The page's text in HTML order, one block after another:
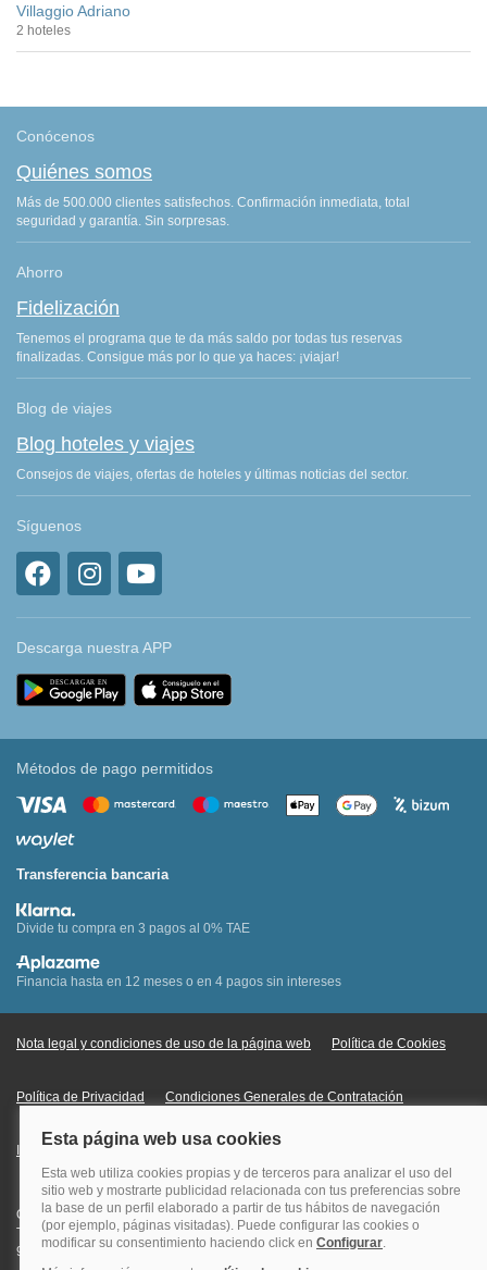
Villaggio Adriano
2 hoteles
Conócenos
Quiénes somos
Más de 500.000 clientes satisfechos. Confirmación inmediata, total
seguridad y garantía. Sin sorpresas.
Ahorro
Fidelización
Tenemos el programa que te da más saldo por todas tus reservas
finalizadas. Consigue más por lo que ya haces: ¡viajar!
Blog de viajes
Blog hoteles y viajes
Consejos de viajes, ofertas de hoteles y últimas noticias del sector.
Síguenos
Descarga nuestra APP
Métodos de pago permitidos
Transferencia bancaria
Divide tu compra en 3 pagos al 0% TAE
Financia hasta en 12 meses o en 4 pagos sin intereses
Nota legal y condiciones de uso de la página web Política de Cookies
Política de Privacidad Condiciones Generales de Contratación
Información Legal sobre Mercados en Línea
Quehoteles.com - Especialistas en hoteles © Copyright Veturis Travel S.A.
Todos los derechos reservados. Autorización nº I-AV0000879.4 Tel: +34
915759999